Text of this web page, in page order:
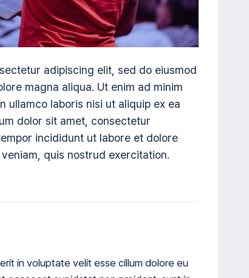
adipiscing elit, sed do eiusmod
magna aliqua. Ut enim ad minim
ullamco laboris nisi ut aliquip ex ea
dolor sit amet, consectetur
incididunt ut labore et dolore
quis nostrud exercitation.
in voluptate velit esse cillum dolore eu